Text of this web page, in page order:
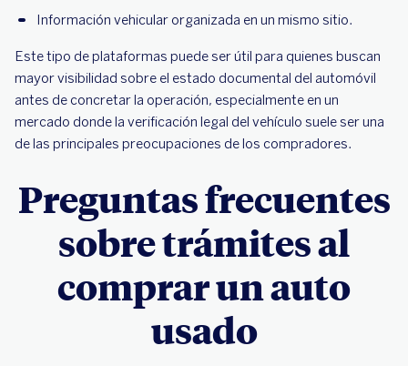
Información vehicular organizada en un mismo sitio.
Este tipo de plataformas puede ser útil para quienes buscan
mayor visibilidad sobre el estado documental del automóvil
antes de concretar la operación, especialmente en un
mercado donde la verificación legal del vehículo suele ser una
de las principales preocupaciones de los compradores.
Preguntas frecuentes
sobre trámites al
comprar un auto
usado